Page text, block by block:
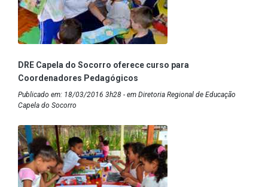
DRE Capela do Socorro oferece curso para
Coordenadores Pedagógicos
Publicado em: 18/03/2016 3h28 - em Diretoria Regional de Educação
Capela do Socorro